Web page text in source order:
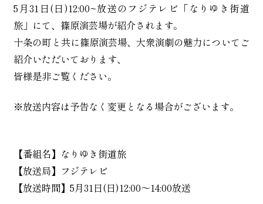
お知らせ
活動実績
お問い合わせ
劇団派遣・イベント出演
5月31日(日)12:00~放送のフジテレビ「なりゆき街道
旅」にて、篠原演芸場が紹介されます。
十条の町と共に篠原演芸場、大衆演劇の魅力についてご
紹介いただいております、
皆様是非ご覧ください。
※放送内容は予告なく変更となる場合がございます。
【番組名】なりゆき街道旅
【放送局】フジテレビ
【放送時間】5月31日(日)12:00～14:00放送